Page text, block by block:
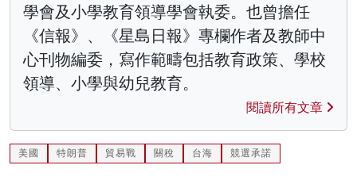
學會及小學教育領導學會執委。也曾擔任
《信報》、《星島日報》專欄作者及教師中
心刊物編委，寫作範疇包括教育政策、學校
領導、小學與幼兒教育。
閱讀所有文章
美國 特朗普 貿易戰 關稅 台海 競選承諾